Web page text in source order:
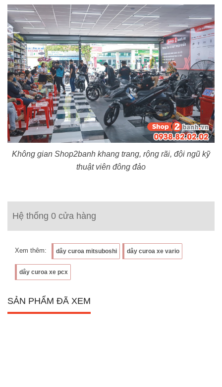
Không gian Shop2banh khang trang, rộng rãi, đội ngũ kỹ
thuật viên đông đảo
Hệ thống 0 cửa hàng
Xem thêm: dây curoa mitsuboshi dây curoa xe vario
dây curoa xe pcx
SẢN PHẨM ĐÃ XEM